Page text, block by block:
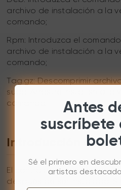
archivo de instalación a la
comando;
Rpm: Introduzca el
archivo de instalación a la
comando;
Tag.gz: Descomprimir
sudo. Arrastre install.sh a la
comando.
Introducción al
El controlador se ejecutará
después de ser instalado. Si
Antes
suscríbete
Sé el primero en
artistas